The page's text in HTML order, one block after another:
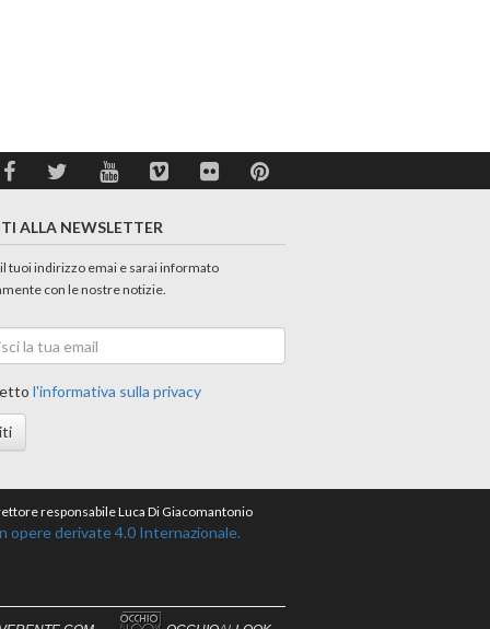
ALLA NEWSLETTER
tuoi indirizzo emai e sarai informato
con le nostre notizie.
l'informativa sulla privacy
responsabile Luca Di Giacomantonio
opere derivate 4.0 Internazionale.